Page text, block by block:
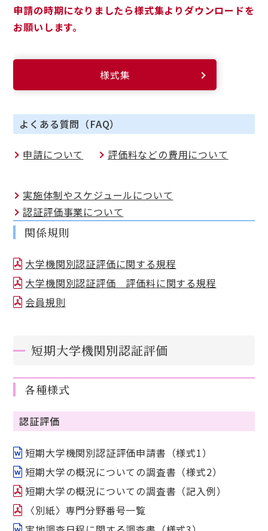
申請の時期になりましたら様式集よりダウンロードを
お願いします。
様式集
よくある質問（FAQ）
申請について 評価料などの費用について
実施体制やスケジュールについて
認証評価事業について
関係規則
大学機関別認証評価に関する規程
大学機関別認証評価 評価料に関する規程
会員規則
短期大学機関別認証評価
各種様式
認証評価
短期大学機関別認証評価申請書（様式1）
短期大学の概況についての調査書（様式2）
短期大学の概況についての調査書（記入例）
〈別紙〉専門分野番号一覧